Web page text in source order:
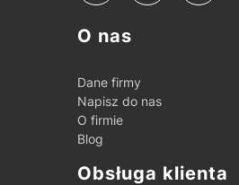
Linki w stopce
O nas
Dane firmy
Napisz do nas
O firmie
Blog
Obsługa klienta